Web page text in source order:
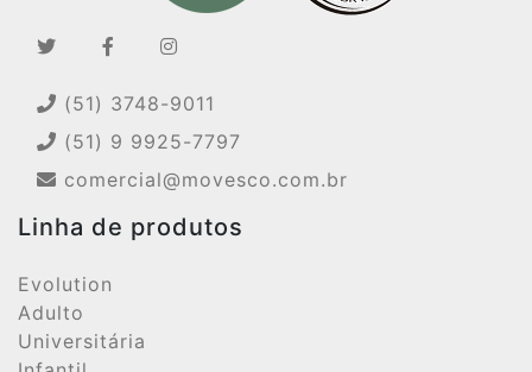
(51) 3748-9011
(51) 9 9925-7797
comercial@movesco.com.br
Linha de produtos
Evolution
Adulto
Universitária